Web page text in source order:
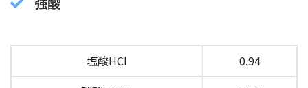
塩酸HCl
0.94